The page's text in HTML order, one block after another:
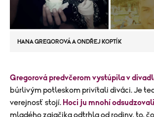
HANA GREGOROVÁ A ONDŘEJ KOPTÍK
​Gregorová predvčerom vystúpila v
búrlivým potleskom privítali diváci. Je
verejnosť stojí. Hoci ju mnohí
mladého zajačika odtrhla od rodiny, to,